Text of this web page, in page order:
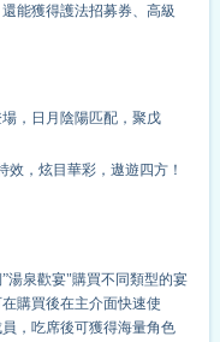
能獲得護法招募券、高級
，日月陰陽匹配，聚戊
，炫目華彩，遨遊四方！
湯泉歡宴"購買不同類型的宴
購買後在主介面快速使
，吃席後可獲得海量角色